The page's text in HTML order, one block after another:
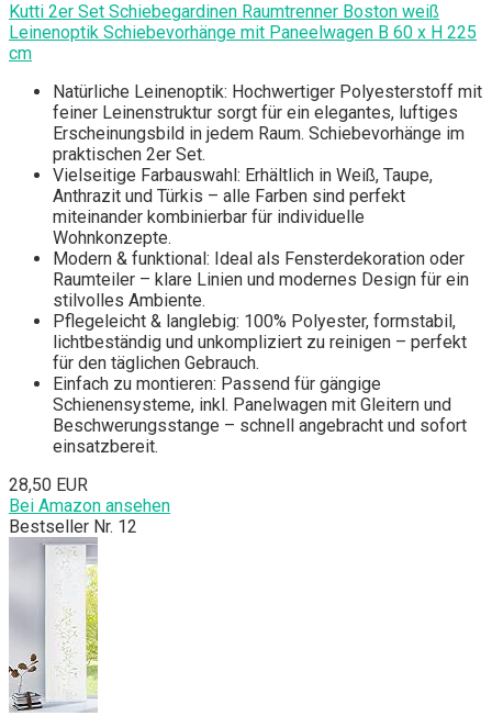
Kutti 2er Set Schiebegardinen Raumtrenner Boston weiß
Leinenoptik Schiebevorhänge mit Paneelwagen B 60 x H 225
cm
Natürliche Leinenoptik: Hochwertiger Polyesterstoff mit
feiner Leinenstruktur sorgt für ein elegantes, luftiges
Erscheinungsbild in jedem Raum. Schiebevorhänge im
praktischen 2er Set.
Vielseitige Farbauswahl: Erhältlich in Weiß, Taupe,
Anthrazit und Türkis – alle Farben sind perfekt
miteinander kombinierbar für individuelle
Wohnkonzepte.
Modern & funktional: Ideal als Fensterdekoration oder
Raumteiler – klare Linien und modernes Design für ein
stilvolles Ambiente.
Pflegeleicht & langlebig: 100% Polyester, formstabil,
lichtbeständig und unkompliziert zu reinigen – perfekt
für den täglichen Gebrauch.
Einfach zu montieren: Passend für gängige
Schienensysteme, inkl. Panelwagen mit Gleitern und
Beschwerungsstange – schnell angebracht und sofort
einsatzbereit.
28,50 EUR
Bei Amazon ansehen
Bestseller Nr. 12